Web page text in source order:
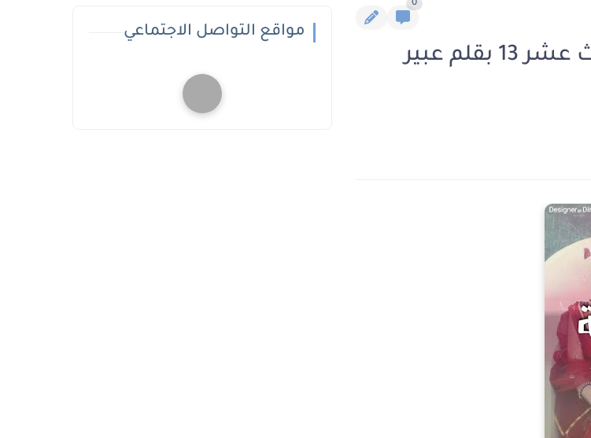
0
رواية ثأر بلا رحمة الجزء الثاني الفصل الثالث عشر 13 بقلم عبير
مواقع التواصل الاجتماعي